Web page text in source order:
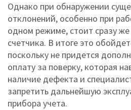
Однако при обнаружении
отклонений, особенно при
одном режиме, стоит сразу
счетчика. В итоге это
поскольку не придется
оплату за поверку, которая
наличие дефекта и
запретить дальнейшую
прибора учета.